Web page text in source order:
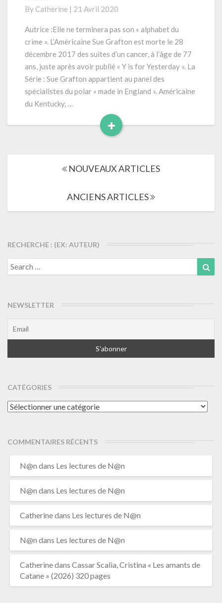
:
L’alphabet
crime»
By Catherine | 21 Avril 2020
Autrice :Elle ne terminera pas son « alphabet du
crime ». L’Américaine Sue Grafton est morte le 28
décembre 2017 des suites d’un cancer, à l’âge de 77
ans, juste après avoir publié « Y is for Yesterday ». La
Série : Sue Grafton appartient au panel des
spécialistes du polar « made in England ». Américaine
du Kentucky, …
+
Read
NOUVEAUX ARTICLES
ANCIENS ARTICLES
RECHERCHE : (EX: AUTEUR)
Search
for:
NEWSLETTER
CATÉGORIES
Catégories
COMMENTAIRES RÉCENTS
N@n dans Les lectures de N@n
N@n dans Les lectures de N@n
Catherinedans Les lectures de N@n
N@n dans Les lectures de N@n
Catherinedans Cassar Scalia, Cristina « Les amants de
Catane » (2026) 320 pages